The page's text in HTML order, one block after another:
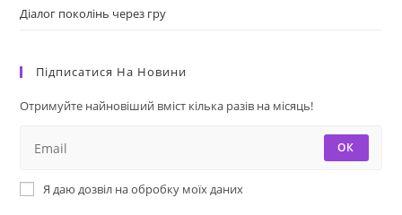
Діалог поколінь через гру
Підписатися На Новини
Отримуйте найновіший вміст кілька разів на місяць!
ОК
Я даю дозвіл на обробку моїх даних